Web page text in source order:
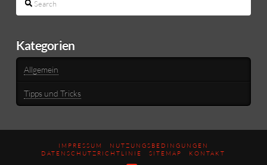
Kategorien
Allgemein
Tipps und Tricks
IMPRESSUM
NUTZUNGSBEDINGUNGEN
DATENSCHUTZRICHTLINIE
SITEMAP KONTAKT